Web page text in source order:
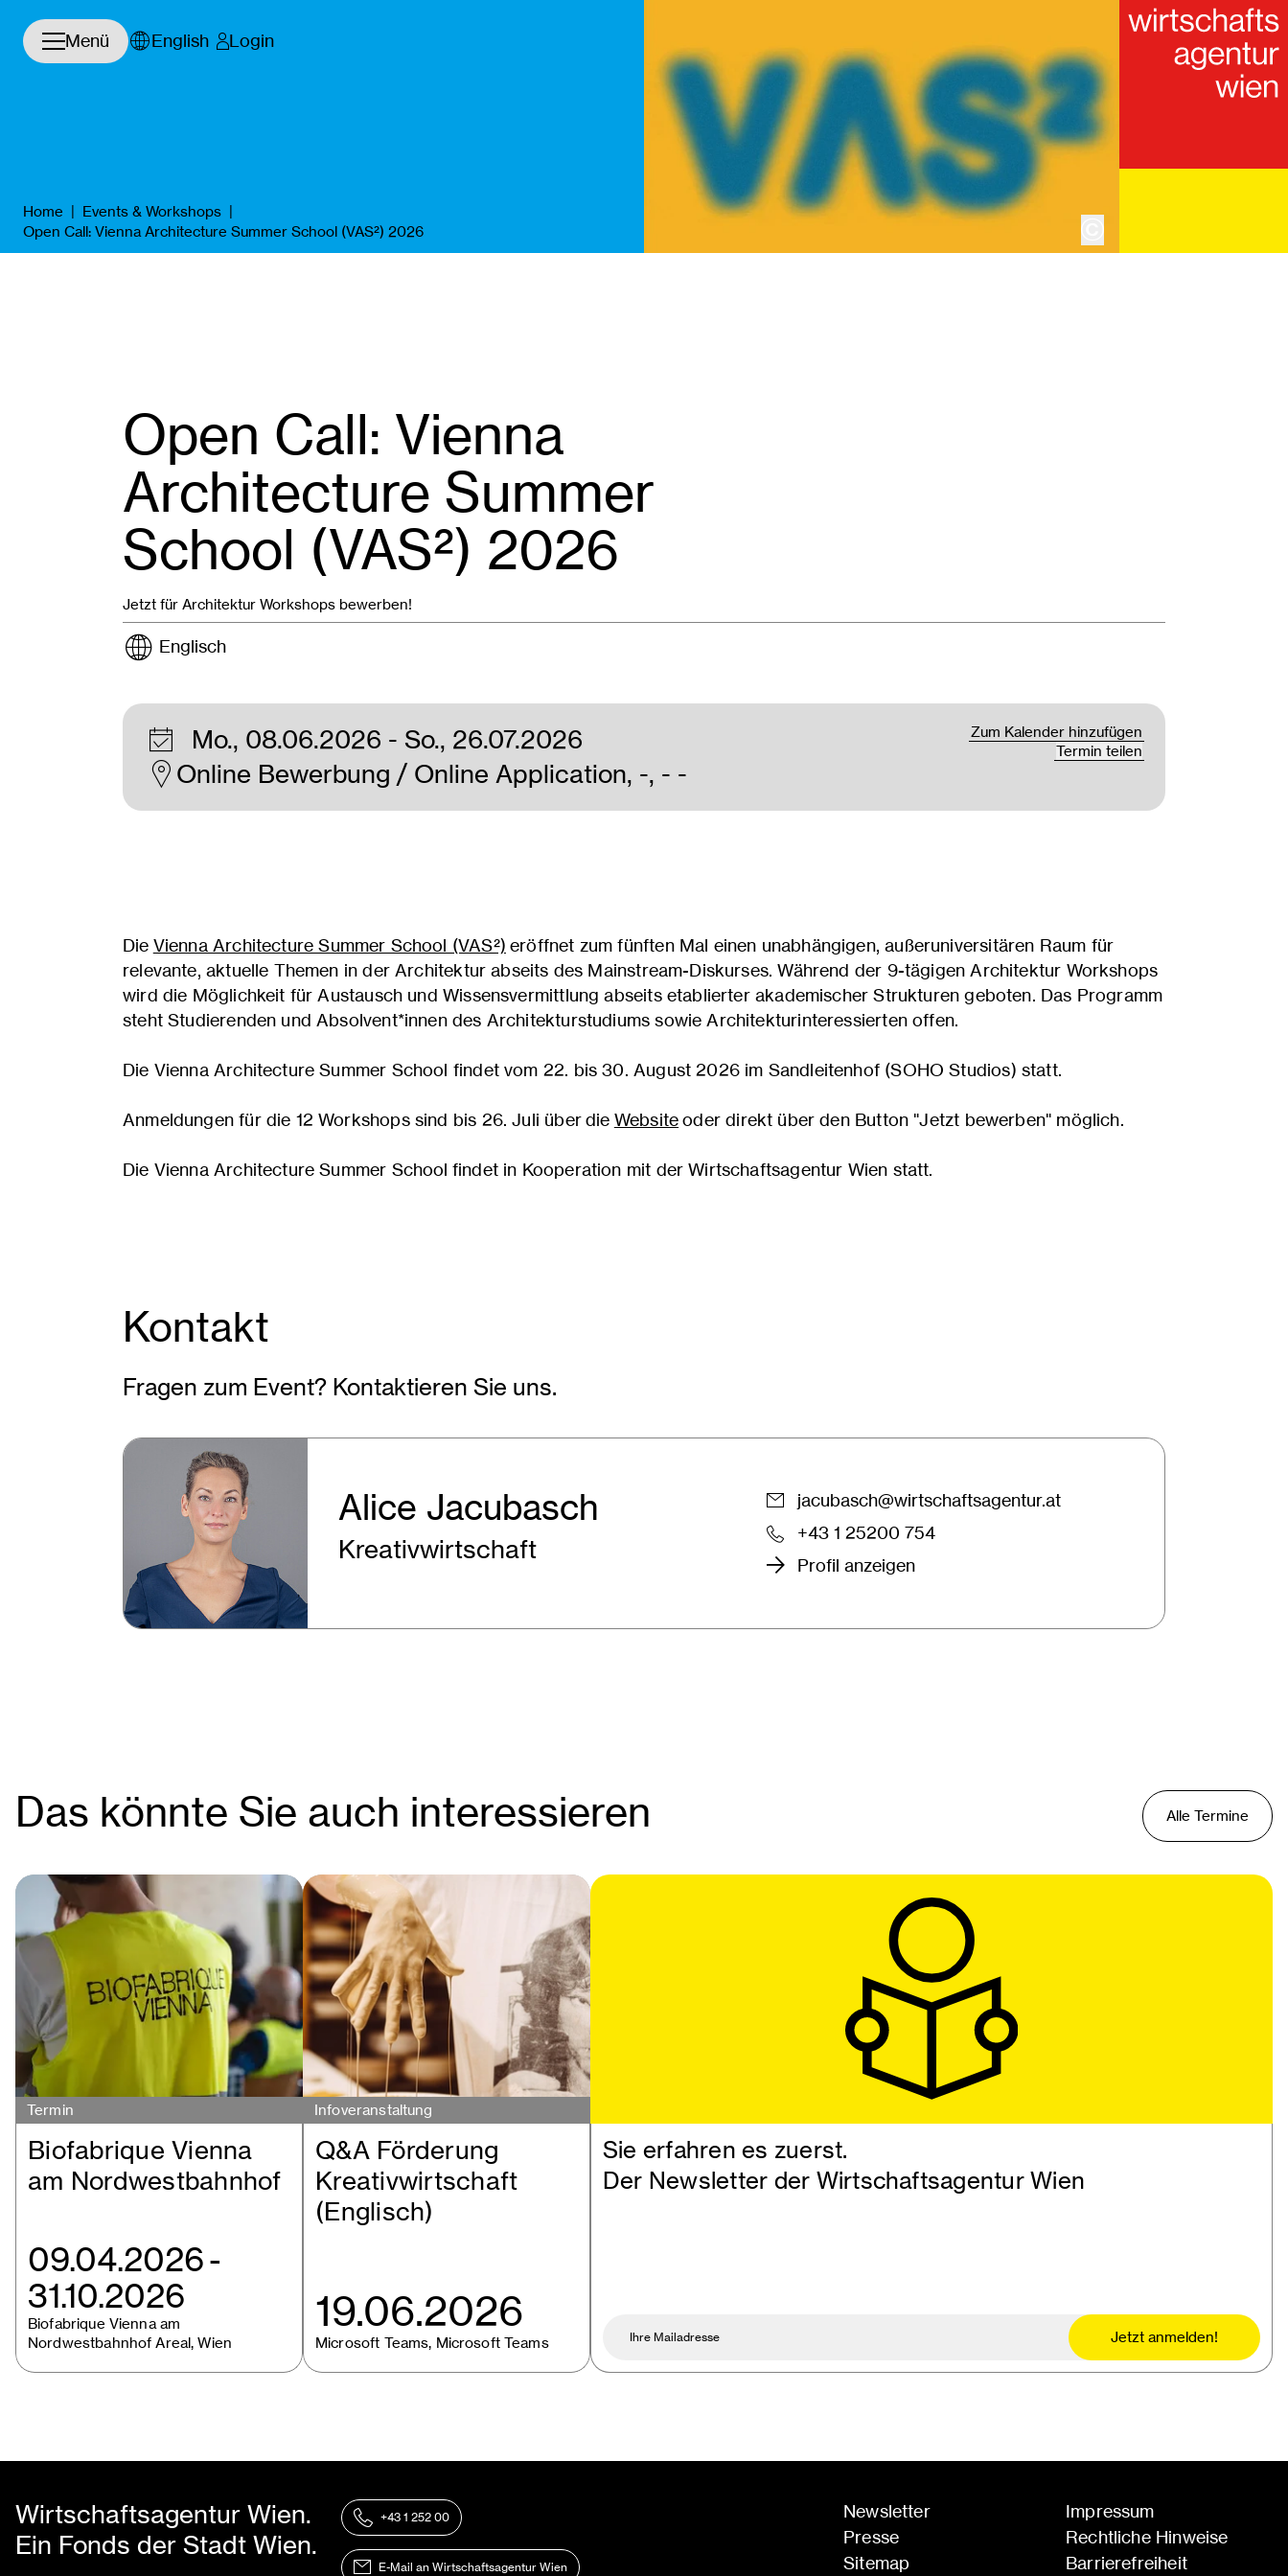
Navigation öffnen/schließen
Menü English Login
Home | Events & Workshops |
Open Call: Vienna Architecture Summer School (VAS²) 2026
Open Call: Vienna
Architecture Summer
School (VAS²) 2026
Jetzt für Architektur Workshops bewerben!
Englisch
Mo., 08.06.2026 - So., 26.07.2026
Online Bewerbung / Online Application, -, - -
Zum Kalender hinzufügen
Termin teilen
Die Vienna Architecture Summer School (VAS²) eröffnet zum fünften Mal einen unabhängigen, außeruniversitären Raum für
relevante, aktuelle Themen in der Architektur abseits des Mainstream-Diskurses. Während der 9-tägigen Architektur Workshops
wird die Möglichkeit für Austausch und Wissensvermittlung abseits etablierter akademischer Strukturen geboten. Das Programm
steht Studierenden und Absolvent*innen des Architekturstudiums sowie Architekturinteressierten offen.
Die Vienna Architecture Summer School findet vom 22. bis 30. August 2026 im Sandleitenhof (SOHO Studios) statt.
Anmeldungen für die 12 Workshops sind bis 26. Juli über die Websiteoder direkt über den Button "Jetzt bewerben" möglich.
Die Vienna Architecture Summer School findet in Kooperation mit der Wirtschaftsagentur Wien statt.
Kontakt
Fragen zum Event? Kontaktieren Sie uns.
Alice Jacubasch
Kreativwirtschaft
jacubasch@wirtschaftsagentur.at
+43 1 25200 754
Profil anzeigen
Das könnte Sie auch interessieren Alle Termine
Termin
Biofabrique Vienna
am Nordwestbahnhof
09.04.2026-
31.10.2026
Biofabrique Vienna am
Nordwestbahnhof Areal, Wien
Infoveranstaltung
Q&A Förderung
Kreativwirtschaft
(Englisch)
19.06.2026
Microsoft Teams, Microsoft Teams
Sie erfahren es zuerst.
Der Newsletter der Wirtschaftsagentur Wien
Jetzt anmelden!
Wirtschaftsagentur Wien.
Ein Fonds der Stadt Wien.
+43 1 252 00
E-Mail an Wirtschaftsagentur Wien
Newsletter
Impressum
Presse
Rechtliche Hinweise
Sitemap
Barrierefreiheit